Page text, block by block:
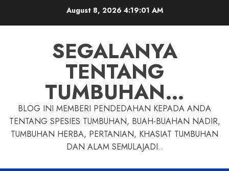
August 8, 2026 4:19:02 AM
SEGALANYA
TENTANG
TUMBUHAN…
BLOG INI MEMBERI PENDEDAHAN KEPADA ANDA
TENTANG SPESIES TUMBUHAN, BUAH-BUAHAN NADIR,
TUMBUHAN HERBA, PERTANIAN, KHASIAT TUMBUHAN
DAN ALAM SEMULAJADI..